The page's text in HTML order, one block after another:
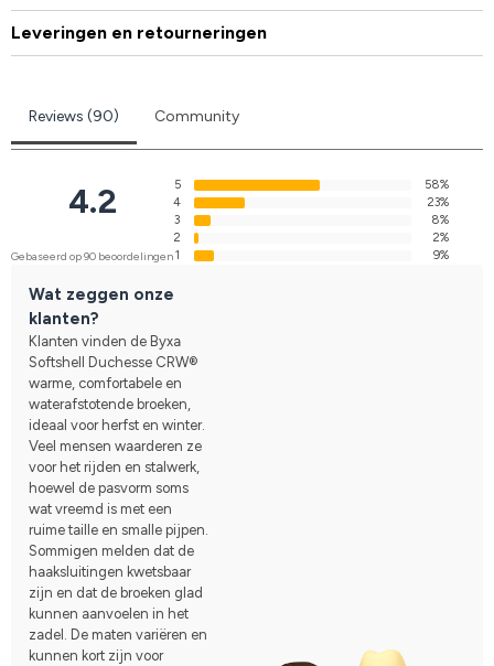
Leveringen en retourneringen
Reviews (90) Community
4.2
Gebaseerd op 90 beoordelingen
5
58%
4
23%
3
8%
2
2%
1
9%
Wat zeggen onze
klanten?
Klanten vinden de Byxa
Softshell Duchesse CRW®
warme, comfortabele en
waterafstotende broeken,
ideaal voor herfst en winter.
Veel mensen waarderen ze
voor het rijden en stalwerk,
hoewel de pasvorm soms
wat vreemd is met een
ruime taille en smalle pijpen.
Sommigen melden dat de
haaksluitingen kwetsbaar
zijn en dat de broeken glad
kunnen aanvoelen in het
zadel. De maten variëren en
kunnen kort zijn voor